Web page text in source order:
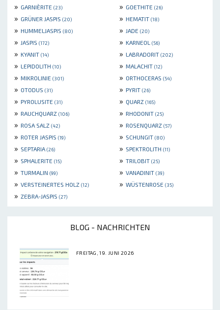
» GARNIÈRITE (23) » GOETHITE (26)
» GRÜNER JASPIS (20) » HEMATIT (18)
» HUMMELJASPIS (80) » JADE (20)
» JASPIS (172) » KARNEOL (56)
» KYANIT (14) » LABRADORIT (202)
» LEPIDOLITH (10) » MALACHIT (12)
» MIKROLINIE (301) » ORTHOCERAS (54)
» OTODUS (31) » PYRIT (26)
» PYROLUSITE (31) » QUARZ (165)
» RAUCHQUARZ (106) » RHODONIT (25)
» ROSA SALZ (42) » ROSENQUARZ (57)
» ROTER JASPIS (19) » SCHUNGIT (80)
» SEPTARIA (26) » SPEKTROLITH (11)
» SPHALERITE (15) » TRILOBIT (25)
» TURMALIN (99) » VANADINIT (39)
» VERSTEINERTES HOLZ (12) » WÜSTENROSE (35)
» ZEBRA-JASPIS (27)
BLOG - NACHRICHTEN
FREITAG, 19. JUNI 2026